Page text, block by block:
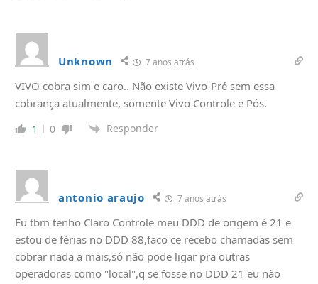
Unknown 7 anos atrás
VIVO cobra sim e caro.. Não existe Vivo-Pré sem essa
cobrança atualmente, somente Vivo Controle e Pós.
1 0 Responder
antonio araujo 7 anos atrás
Eu tbm tenho Claro Controle meu DDD de origem é 21 e
estou de férias no DDD 88,faco ce recebo chamadas sem
cobrar nada a mais,só não pode ligar pra outras
operadoras como "local",q se fosse no DDD 21 eu não